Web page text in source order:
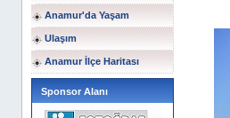
Anamur'da Yaşam
Ulaşım
Anamur İlçe Haritası
Sponsor Alanı